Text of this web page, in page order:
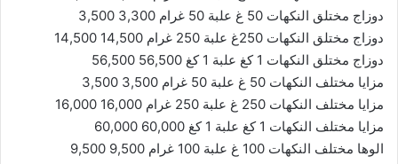
دوزاج مختلق النكهات 50 غ علبة 50 غرام 3,300 3,500
دوزاج مختلق النكهات 250غ علبة 250 غرام 14,500 14,500
دوزاج مختلق النكهات 1 كغ علبة 1 كغ 56,500 56,500
مزايا مختلف النكهات 50 غ علبة 50 غرام 3,500 3,500
مزايا مختلف النكهات 250 غ علبة 250 غرام 16,000 16,000
مزايا مختلف النكهات 1 كغ علبة 1 كغ 60,000 60,000
الوها مختلف النكهات 100 غ علبة 100 غرام 9,500 9,500